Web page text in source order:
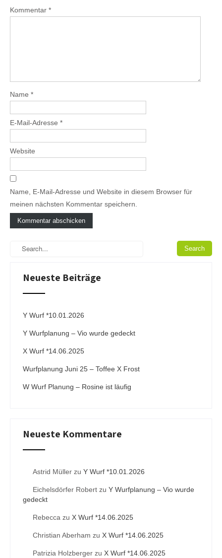
Kommentar *
Name *
E-Mail-Adresse *
Website
Name, E-Mail-Adresse und Website in diesem Browser für
meinen nächsten Kommentar speichern.
Neueste Beiträge
Y Wurf *10.01.2026
Y Wurfplanung – Vio wurde gedeckt
X Wurf *14.06.2025
Wurfplanung Juni 25 – Toffee X Frost
W Wurf Planung – Rosine ist läufig
Neueste Kommentare
Astrid Müller zu Y Wurf *10.01.2026
Eichelsdörfer Robert zu Y Wurfplanung – Vio wurde
gedeckt
Rebecca zu X Wurf *14.06.2025
Christian Aberham zu X Wurf *14.06.2025
Patrizia Holzberger zu X Wurf *14.06.2025